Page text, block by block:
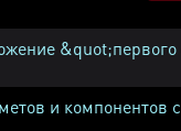
и компонентов